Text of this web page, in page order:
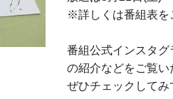
※詳しくは番組表を
番組公式インスタ
の紹介などをご覧い
ぜひチェックしてみ